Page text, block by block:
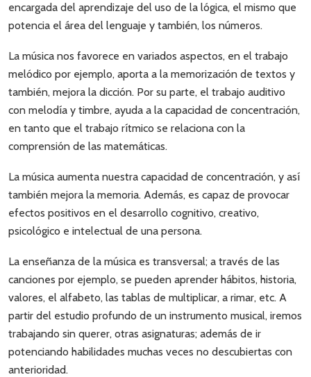
encargada del aprendizaje del uso de la lógica, el mismo que
potencia el área del lenguaje y también, los números.
La música nos favorece en variados aspectos, en el trabajo
melódico por ejemplo, aporta a la memorización de textos y
también, mejora la dicción. Por su parte, el trabajo auditivo
con melodía y timbre, ayuda a la capacidad de concentración,
en tanto que el trabajo rítmico se relaciona con la
comprensión de las matemáticas.
La música aumenta nuestra capacidad de concentración, y así
también mejora la memoria. Además, es capaz de provocar
efectos positivos en el desarrollo cognitivo, creativo,
psicológico e intelectual de una persona.
La enseñanza de la música es transversal; a través de las
canciones por ejemplo, se pueden aprender hábitos, historia,
valores, el alfabeto, las tablas de multiplicar, a rimar, etc. A
partir del estudio profundo de un instrumento musical, iremos
trabajando sin querer, otras asignaturas; además de ir
potenciando habilidades muchas veces no descubiertas con
anterioridad.